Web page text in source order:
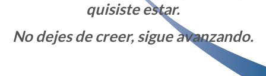
quisiste estar.
No dejes de creer, sigue avanzando.